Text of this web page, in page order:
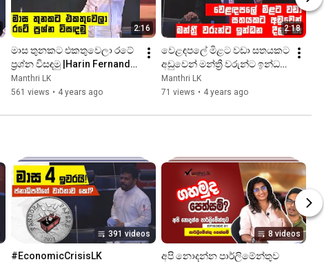
2:16
මාස තුනකට එකතුවෙලා රටේ
ප්‍රශ්න විසඳමු |Harin Fernando
| Parliament |ManthriLK
Manthri LK
561 views • 4 years ago
2:18
වෙළඳපලේ මිළට වඩා සතයකට
අඩුවෙන් මන්ත්‍රී වරුන්ට ඉන්ධන
දීලා නෑ |Kanchana
Wijesekara |ManthriLK
Manthri LK
71 views • 4 years ago
391 videos
#EconomicCrisisLK
8 videos
අපි නොදන්න පාර්ලිමේන්තුව